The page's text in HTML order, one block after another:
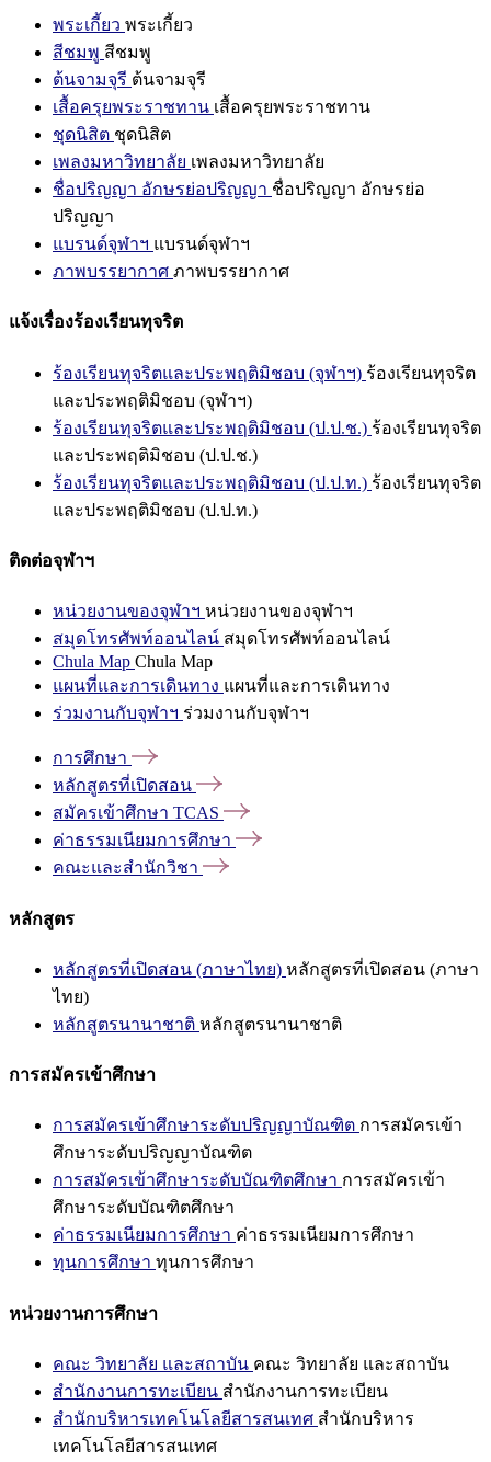
พระเกี้ยว พระเกี้ยว
สีชมพู สีชมพู
ต้นจามจุรี ต้นจามจุรี
เสื้อครุยพระราชทาน เสื้อครุยพระราชทาน
ชุดนิสิต ชุดนิสิต
เพลงมหาวิทยาลัย เพลงมหาวิทยาลัย
ชื่อปริญญา อักษรย่อปริญญา ชื่อปริญญา อักษรย่อ
ปริญญา
แบรนด์จุฬาฯ แบรนด์จุฬาฯ
ภาพบรรยากาศ ภาพบรรยากาศ
แจ้งเรื่องร้องเรียนทุจริต
ร้องเรียนทุจริตและประพฤติมิชอบ (จุฬาฯ) ร้องเรียนทุจริต
และประพฤติมิชอบ (จุฬาฯ)
ร้องเรียนทุจริตและประพฤติมิชอบ (ป.ป.ช.) ร้องเรียนทุจริต
และประพฤติมิชอบ (ป.ป.ช.)
ร้องเรียนทุจริตและประพฤติมิชอบ (ป.ป.ท.) ร้องเรียนทุจริต
และประพฤติมิชอบ (ป.ป.ท.)
ติดต่อจุฬาฯ
หน่วยงานของจุฬาฯ หน่วยงานของจุฬาฯ
สมุดโทรศัพท์ออนไลน์ สมุดโทรศัพท์ออนไลน์
Chula Map Chula Map
แผนที่และการเดินทาง แผนที่และการเดินทาง
ร่วมงานกับจุฬาฯ ร่วมงานกับจุฬาฯ
การศึกษา
หลักสูตรที่เปิดสอน
สมัครเข้าศึกษา TCAS
ค่าธรรมเนียมการศึกษา
คณะและสำนักวิชา
หลักสูตร
หลักสูตรที่เปิดสอน (ภาษาไทย) หลักสูตรที่เปิดสอน (ภาษา
ไทย)
หลักสูตรนานาชาติ หลักสูตรนานาชาติ
การสมัครเข้าศึกษา
การสมัครเข้าศึกษาระดับปริญญาบัณฑิต การสมัครเข้า
ศึกษาระดับปริญญาบัณฑิต
การสมัครเข้าศึกษาระดับบัณฑิตศึกษา การสมัครเข้า
ศึกษาระดับบัณฑิตศึกษา
ค่าธรรมเนียมการศึกษา ค่าธรรมเนียมการศึกษา
ทุนการศึกษา ทุนการศึกษา
หน่วยงานการศึกษา
คณะ วิทยาลัย และสถาบัน คณะ วิทยาลัย และสถาบัน
สำนักงานการทะเบียน สำนักงานการทะเบียน
สำนักบริหารเทคโนโลยีสารสนเทศ สำนักบริหาร
เทคโนโลยีสารสนเทศ